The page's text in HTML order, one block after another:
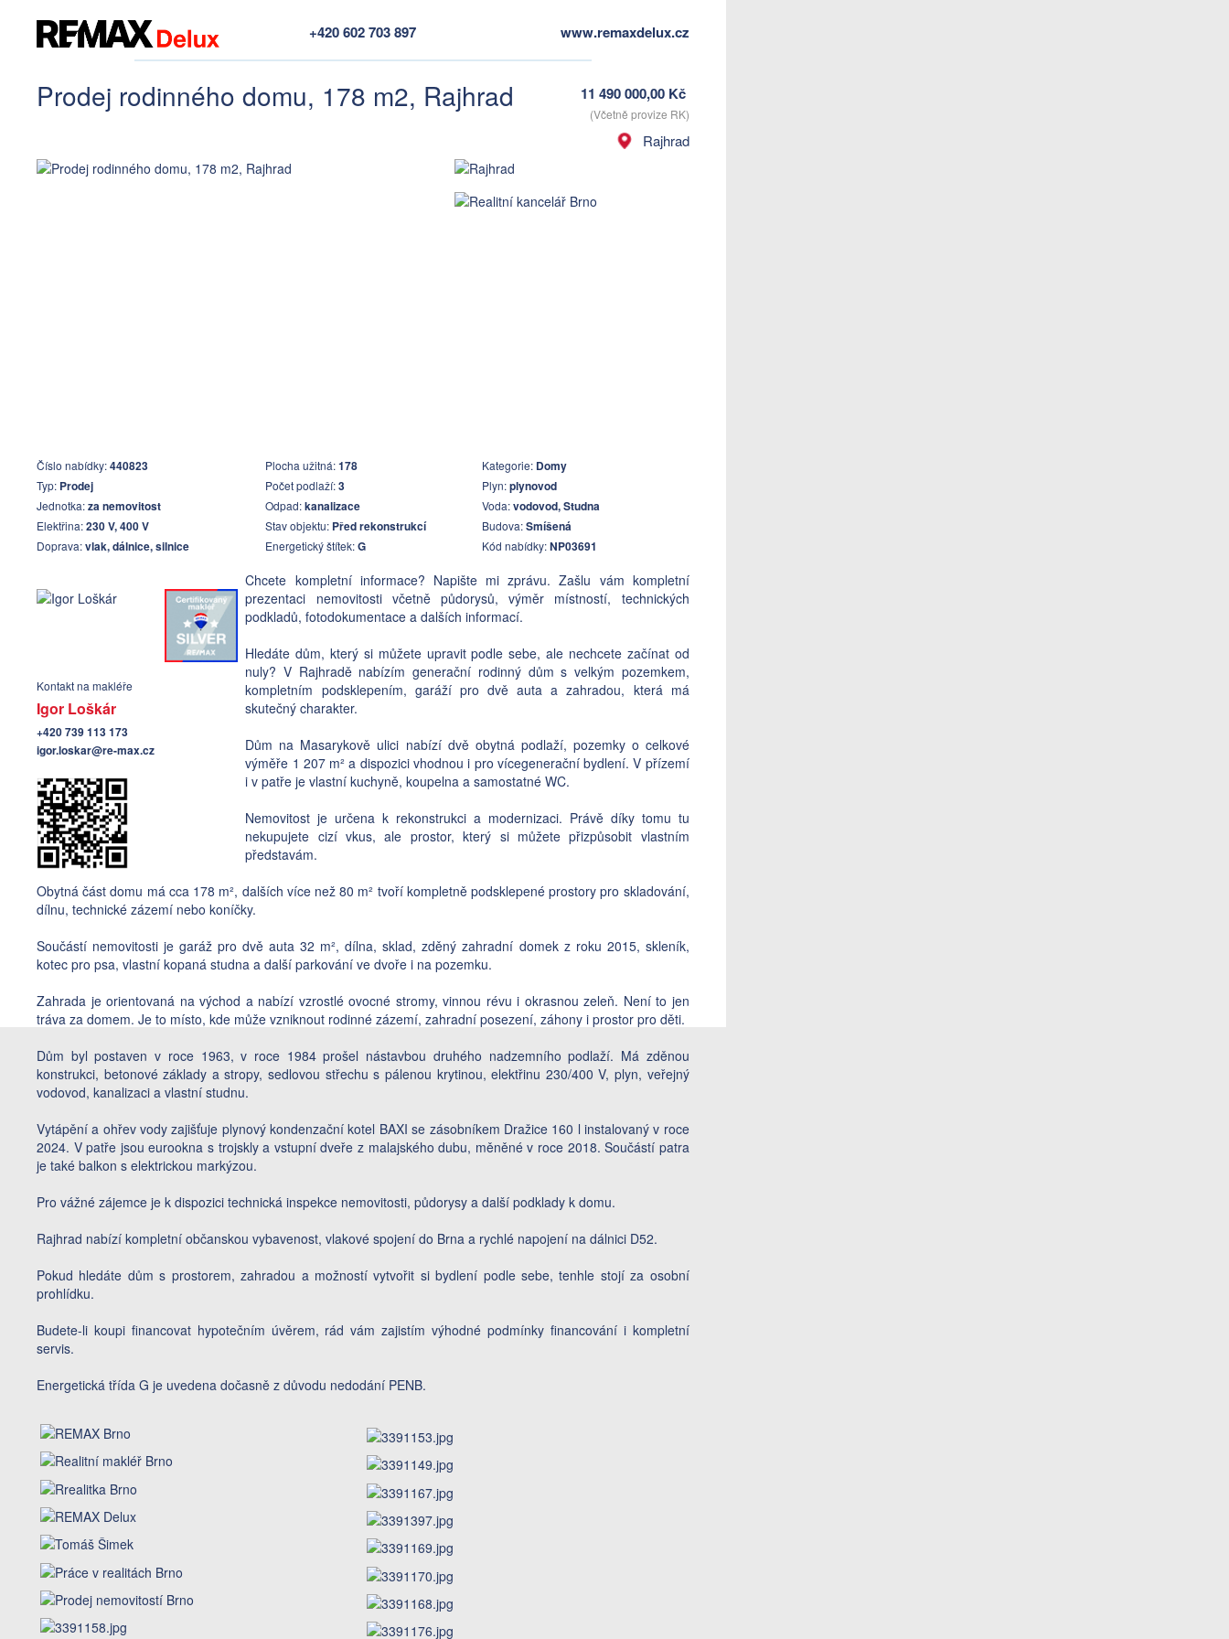
+420 602 703 897 www.remaxdelux.cz
Prodej rodinného domu, 178 m2, Rajhrad 11 490 000,00 Kč
(Včetně provize RK)
Rajhrad
Číslo nabídky:440823 Plocha užitná:178 Kategorie: Domy
Typ: Prodej Počet podlaží:3 Plyn:plynovod
Jednotka:za nemovitost Odpad:kanalizace Voda:vodovod, Studna
Elektřina:230 V, 400 V Stav objektu: Před rekonstrukcí Budova:Smíšená
Doprava:vlak, dálnice, silnice Energetický štítek:G Kód nabídky:NP03691
Kontakt na makléře
Igor Loškár
+420 739 113 173
igor.loskar@re-max.cz
Chcete kompletní informace? Napište mi zprávu. Zašlu vám kompletní
prezentaci nemovitosti včetně půdorysů, výměr místností, technických
podkladů, fotodokumentace a dalších informací.
Hledáte dům, který si můžete upravit podle sebe, ale nechcete začínat od
nuly? V Rajhradě nabízím generační rodinný dům s velkým pozemkem,
kompletním podsklepením, garáží pro dvě auta a zahradou, která má
skutečný charakter.
Dům na Masarykově ulici nabízí dvě obytná podlaží, pozemky o celkové
výměře 1 207 m² a dispozici vhodnou i pro vícegenerační bydlení. V přízemí
i v patře je vlastní kuchyně, koupelna a samostatné WC.
Nemovitost je určena k rekonstrukci a modernizaci. Právě díky tomu tu
nekupujete cizí vkus, ale prostor, který si můžete přizpůsobit vlastním
představám.
Obytná část domu má cca 178 m², dalších více než 80 m² tvoří kompletně podsklepené prostory pro skladování,
dílnu, technické zázemí nebo koníčky.
Součástí nemovitosti je garáž pro dvě auta 32 m², dílna, sklad, zděný zahradní domek z roku 2015, skleník,
kotec pro psa, vlastní kopaná studna a další parkování ve dvoře i na pozemku.
Zahrada je orientovaná na východ a nabízí vzrostlé ovocné stromy, vinnou révu i okrasnou zeleň. Není to jen
tráva za domem. Je to místo, kde může vzniknout rodinné zázemí, zahradní posezení, záhony i prostor pro děti.
Dům byl postaven v roce 1963, v roce 1984 prošel nástavbou druhého nadzemního podlaží. Má zděnou
konstrukci, betonové základy a stropy, sedlovou střechu s pálenou krytinou, elektřinu 230/400 V, plyn, veřejný
vodovod, kanalizaci a vlastní studnu.
Vytápění a ohřev vody zajišťuje plynový kondenzační kotel BAXI se zásobníkem Dražice 160 l instalovaný v roce
2024. V patře jsou eurookna s trojskly a vstupní dveře z malajského dubu, měněné v roce 2018. Součástí patra
je také balkon s elektrickou markýzou.
Pro vážné zájemce je k dispozici technická inspekce nemovitosti, půdorysy a další podklady k domu.
Rajhrad nabízí kompletní občanskou vybavenost, vlakové spojení do Brna a rychlé napojení na dálnici D52.
Pokud hledáte dům s prostorem, zahradou a možností vytvořit si bydlení podle sebe, tenhle stojí za osobní
prohlídku.
Budete-li koupi financovat hypotečním úvěrem, rád vám zajistím výhodné podmínky financování i kompletní
servis.
Energetická třída G je uvedena dočasně z důvodu nedodání PENB.